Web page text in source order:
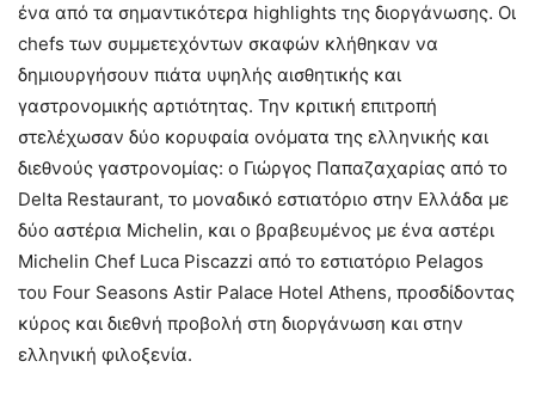
ένα από τα σημαντικότερα highlights της διοργάνωσης. Οι
chefs των συμμετεχόντων σκαφών κλήθηκαν να
δημιουργήσουν πιάτα υψηλής αισθητικής και
γαστρονομικής αρτιότητας. Την κριτική επιτροπή
στελέχωσαν δύο κορυφαία ονόματα της ελληνικής και
διεθνούς γαστρονομίας: ο Γιώργος Παπαζαχαρίας από το
Delta Restaurant, το μοναδικό εστιατόριο στην Ελλάδα με
δύο αστέρια Michelin, και ο βραβευμένος με ένα αστέρι
Michelin Chef Luca Piscazzi από το εστιατόριο Pelagos
του Four Seasons Astir Palace Hotel Athens, προσδίδοντας
κύρος και διεθνή προβολή στη διοργάνωση και στην
ελληνική φιλοξενία.